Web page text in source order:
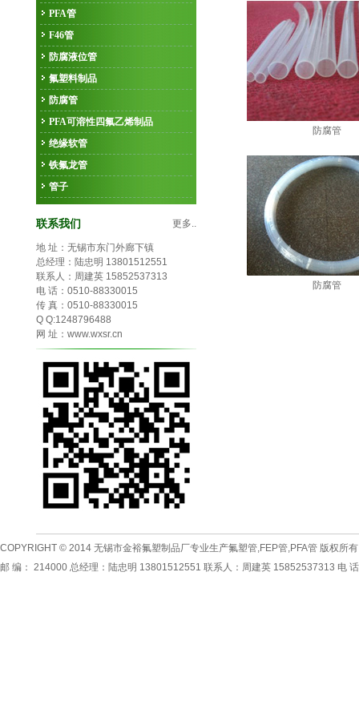
PFA管
F46管
防腐液位管
氟塑料制品
防腐管
PFA可溶性四氟乙烯制品
绝缘软管
铁氟龙管
管子
联系我们 更多..
地 址：无锡市东门外廊下镇
总经理：陆忠明 13801512551
联系人：周建英 15852537313
电 话：0510-88330015
传 真：0510-88330015
Q Q:1248796488
网 址：www.wxsr.cn
防腐管
防腐管
COPYRIGHT © 2014 无锡市金裕氟塑制品厂专业生产氟塑管,FEP管,PFA管 版权所有
邮 编： 214000 总经理：陆忠明 13801512551 联系人：周建英 15852537313